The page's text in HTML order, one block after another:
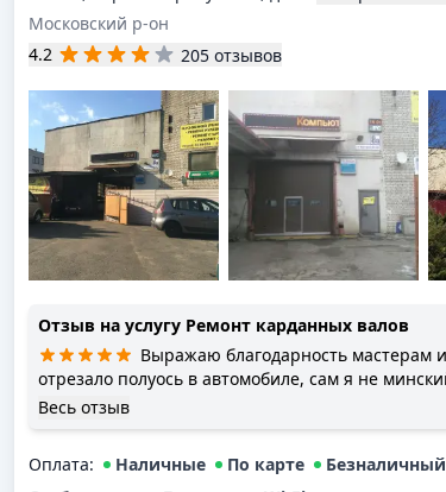
Московский р-он
4.2
205 отзывов
Отзыв на услугу Ремонт карданных валов
Выражаю благодарность мастерам
отрезало полуось в автомобиле, сам я не
попросили по возможности принять автомобиль
Весь отзыв
Оплата: Наличные По карте